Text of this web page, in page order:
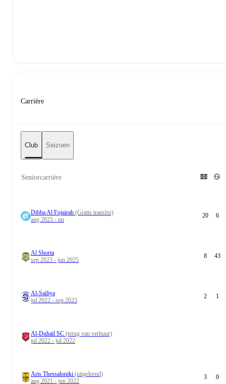
Carrière
Club Seizoen
Seniorcarrière
Dibba Al Fujairah (Gratis transfer)
aug 2025 - nu
20 6
Al Shorta
sep 2023 - jun 2025
8 43
Al-Sailiya
jul 2022 - sep 2023
2 1
Al-Duhail SC (terug van verhuur)
jul 2022 - jul 2022
Aris Thessaloniki (uitgeleend)
aug 2021 - jun 2022
3 0